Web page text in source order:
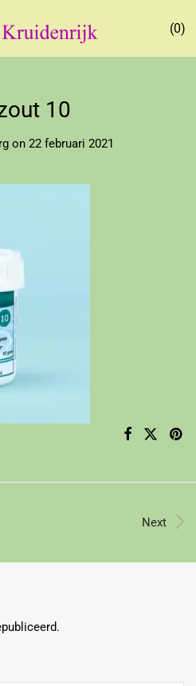
0
10
on 22 februari 2021
Next